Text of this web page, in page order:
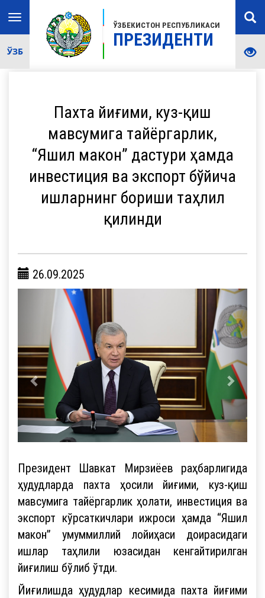
ЎЗБЕКИСТОН РЕСПУБЛИКАСИ
ПРЕЗИДЕНТИ
Toggle
navigation
ЎЗБ
Пахта йиғими, куз-қиш
мавсумига тайёргарлик,
“Яшил макон” дастури ҳамда
инвестиция ва экспорт бўйича
ишларнинг бориши таҳлил
қилинди
26.09.2025
Президент Шавкат Мирзиёев раҳбарлигида
ҳудудларда пахта ҳосили йиғими, куз-қиш
мавсумига тайёргарлик ҳолати, инвестиция ва
экспорт кўрсаткичлари ижроси ҳамда “Яшил
макон” умуммиллий лойиҳаси доирасидаги
ишлар таҳлили юзасидан кенгайтирилган
йиғилиш бўлиб ўтди.
Йиғилишда ҳудудлар кесимида пахта йиғими